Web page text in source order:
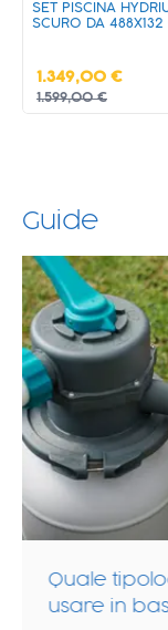
SET PISCINA
SCURO DA 488X132
1.349,00 €
1.599,00 €
Guide
filtro